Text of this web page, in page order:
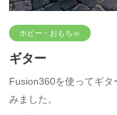
ホビー・おもちゃ
ギター
Fusion360を使ってギタ
みました。